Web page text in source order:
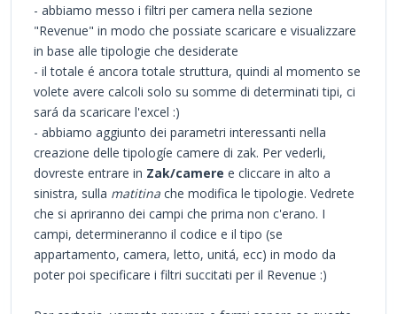
- abbiamo messo i filtri per camera nella sezione
"Revenue" in modo che possiate scaricare e visualizzare
in base alle tipologie che desiderate
- il totale é ancora totale struttura, quindi al momento se
volete avere calcoli solo su somme di determinati tipi, ci
sará da scaricare l'excel :)
- abbiamo aggiunto dei parametri interessanti nella
creazione delle tipologíe camere di zak. Per vederli,
dovreste entrare in Zak/camere e cliccare in alto a
sinistra, sulla matitina che modifica le tipologie. Vedrete
che si apriranno dei campi che prima non c'erano. I
campi, determineranno il codice e il tipo (se
appartamento, camera, letto, unitá, ecc) in modo da
poter poi specificare i filtri succitati per il Revenue :)